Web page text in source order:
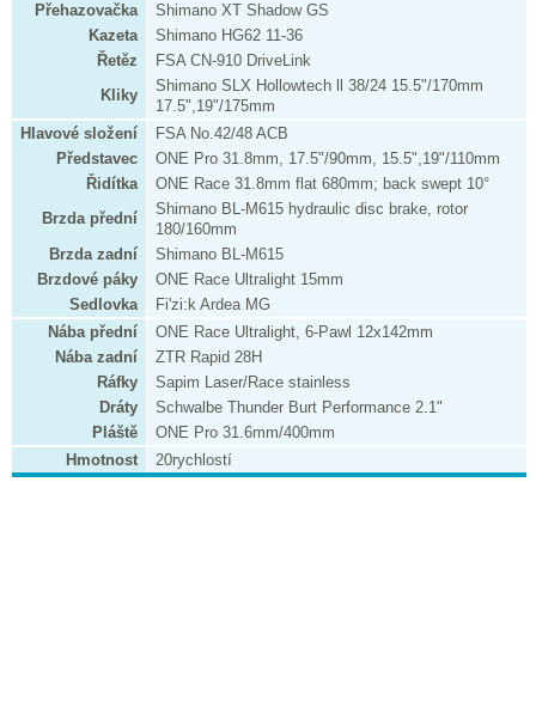
Přehazovačka
Shimano XT Shadow GS
Kazeta
Shimano HG62 11-36
Řetěz
FSA CN-910 DriveLink
Kliky
Shimano SLX Hollowtech ll 38/24 15.5"/170mm
17.5",19"/175mm
Hlavové složení
FSA No.42/48 ACB
Představec
ONE Pro 31.8mm, 17.5"/90mm, 15.5",19"/110mm
Řidítka
ONE Race 31.8mm flat 680mm; back swept 10°
Brzda přední
Shimano BL-M615 hydraulic disc brake, rotor
180/160mm
Brzda zadní
Shimano BL-M615
Brzdové páky
ONE Race Ultralight 15mm
Sedlovka
Fi'zi:k Ardea MG
Nába přední
ONE Race Ultralight, 6-Pawl 12x142mm
Nába zadní
ZTR Rapid 28H
Ráfky
Sapim Laser/Race stainless
Dráty
Schwalbe Thunder Burt Performance 2.1"
Pláště
ONE Pro 31.6mm/400mm
Hmotnost
20rychlostí